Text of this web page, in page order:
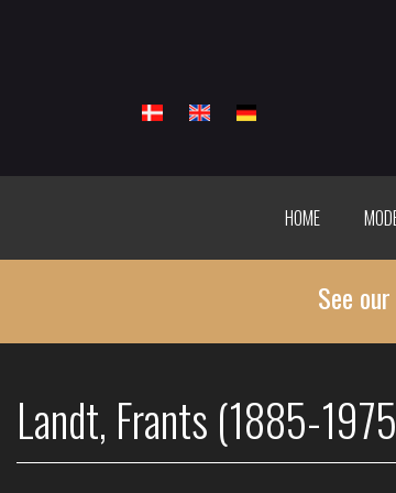
HOME
See
Landt, Frants (1885-